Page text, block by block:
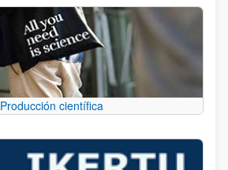
Producción científica